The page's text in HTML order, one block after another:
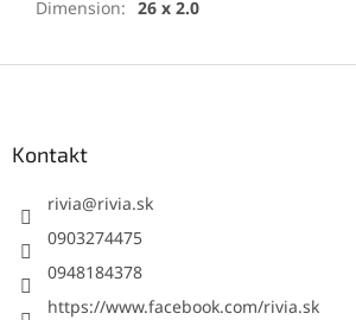
Dimension: 26 x 2.0
Kontakt
rivia@rivia.sk
0903274475
0948184378
https://www.facebook.com/rivia.sk